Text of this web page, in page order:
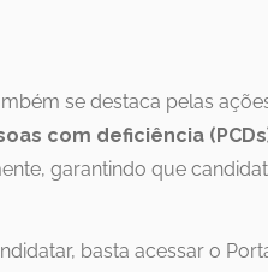
se destaca pelas
com deficiência
garantindo que
basta acessar o